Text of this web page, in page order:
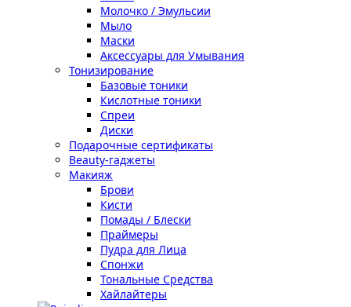
Молочко / Эмульсии
Мыло
Маски
Аксессуары для Умывания
Тонизирование
Базовые тоники
Кислотные тоники
Спреи
Диски
Подарочные сертификаты
Beauty-гаджеты
Макияж
Брови
Кисти
Помады / Блески
Праймеры
Пудра для Лица
Спонжи
Тональные Средства
Хайлайтеры